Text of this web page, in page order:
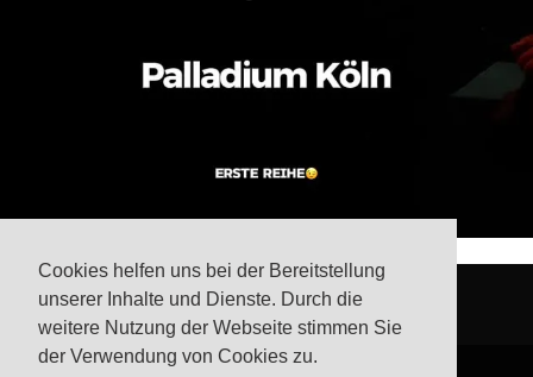
Cookies helfen uns bei der Bereitstellung
unserer Inhalte und Dienste. Durch die
weitere Nutzung der Webseite stimmen Sie
der Verwendung von Cookies zu.